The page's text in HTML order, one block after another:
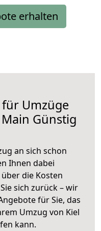
erhalten
Umzüge
Günstig
an sich schon
Ihnen dabei
die Kosten
sich zurück – wir
für Sie, das
Umzug von Kiel
kann.